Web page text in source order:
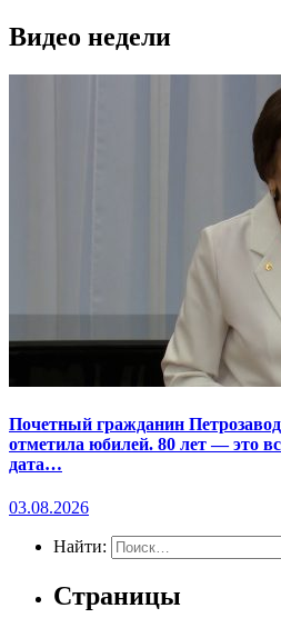
Видео недели
Почетный гражданин
отметила юбилей. 80 лет — это
дата…
03.08.2026
Найти:
Страницы